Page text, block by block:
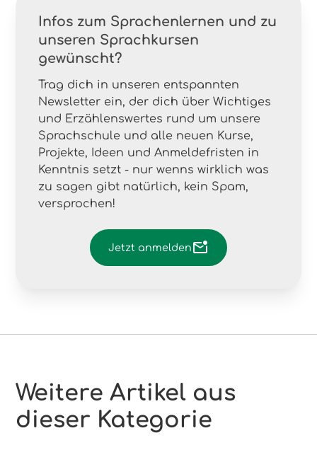
Infos zum Sprachenlernen und zu
unseren Sprachkursen
gewünscht?
Trag dich in unseren entspannten
Newsletter ein, der dich über Wichtiges
und Erzählenswertes rund um unsere
Sprachschule und alle neuen Kurse,
Projekte, Ideen und Anmeldefristen in
Kenntnis setzt - nur wenns wirklich was
zu sagen gibt natürlich, kein Spam,
versprochen!
Jetzt anmelden
Weitere Artikel aus
dieser Kategorie